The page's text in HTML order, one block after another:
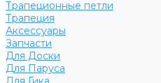
Трапеционные петли
Трапеция
Аксессуары
Запчасти
Для Доски
Для Паруса